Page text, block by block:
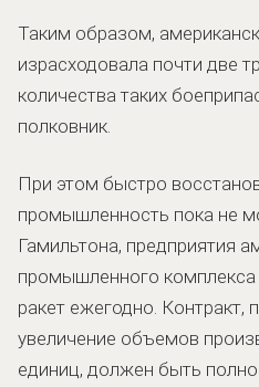
Таким образом,
израсходовала почти две
количества таких
полковник.
При этом быстро
промышленность пока не
Гамильтона, предприятия
промышленного
ракет ежегодно.
увеличение объемов
единиц, должен быть